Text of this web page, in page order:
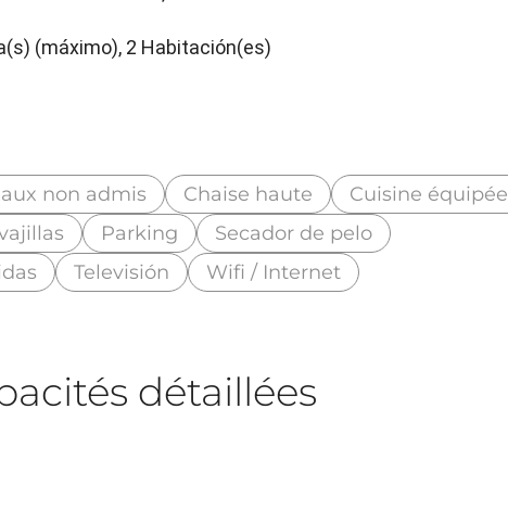
(máximo), 2 Habitación(es)
non admis Chaise haute
Cuisine équipée
Parking
Secador de pelo
Televisión Wifi / Internet
détaillées